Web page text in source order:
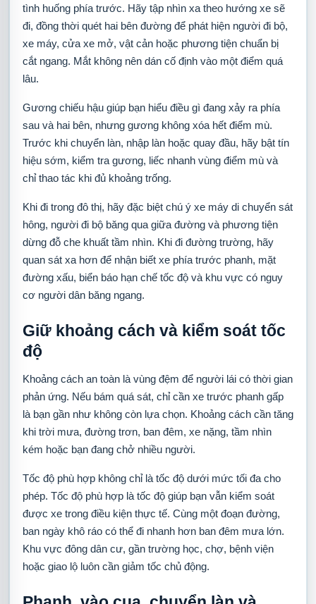
tình huống phía trước. Hãy tập nhìn xa theo hướng xe sẽ
đi, đồng thời quét hai bên đường để phát hiện người đi bộ,
xe máy, cửa xe mở, vật cản hoặc phương tiện chuẩn bị
cắt ngang. Mắt không nên dán cố định vào một điểm quá
lâu.
Gương chiếu hậu giúp bạn hiểu điều gì đang xảy ra phía
sau và hai bên, nhưng gương không xóa hết điểm mù.
Trước khi chuyển làn, nhập làn hoặc quay đầu, hãy bật tín
hiệu sớm, kiểm tra gương, liếc nhanh vùng điểm mù và
chỉ thao tác khi đủ khoảng trống.
Khi đi trong đô thị, hãy đặc biệt chú ý xe máy di chuyển sát
hông, người đi bộ băng qua giữa đường và phương tiện
dừng đỗ che khuất tầm nhìn. Khi đi đường trường, hãy
quan sát xa hơn để nhận biết xe phía trước phanh, mặt
đường xấu, biển báo hạn chế tốc độ và khu vực có nguy
cơ người dân băng ngang.
Giữ khoảng cách và kiểm soát tốc
độ
Khoảng cách an toàn là vùng đệm để người lái có thời gian
phản ứng. Nếu bám quá sát, chỉ cần xe trước phanh gấp
là bạn gần như không còn lựa chọn. Khoảng cách cần tăng
khi trời mưa, đường trơn, ban đêm, xe nặng, tầm nhìn
kém hoặc bạn đang chở nhiều người.
Tốc độ phù hợp không chỉ là tốc độ dưới mức tối đa cho
phép. Tốc độ phù hợp là tốc độ giúp bạn vẫn kiểm soát
được xe trong điều kiện thực tế. Cùng một đoạn đường,
ban ngày khô ráo có thể đi nhanh hơn ban đêm mưa lớn.
Khu vực đông dân cư, gần trường học, chợ, bệnh viện
hoặc giao lộ luôn cần giảm tốc chủ động.